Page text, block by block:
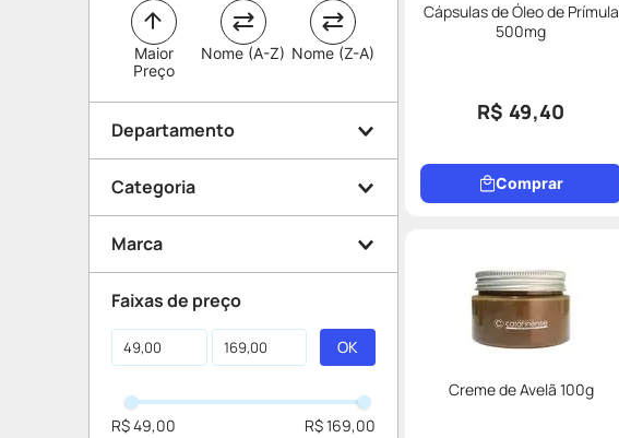
Maior
Preço
Nome (A-Z) Nome (Z-A)
Departamento
Manipulação
Categoria
Nutracêuticos e
Fitoterápicos
Cuidados com a Saúde
Cuidados com a Pele
Marca
Drogaria Catarinense
Manipulação
Faixas de preço
R$ 49,00 R$ 169,00
Cápsulas de Óleo de Prímula
500mg
R$ 49,40
Comprar
Creme de Avelã 100g